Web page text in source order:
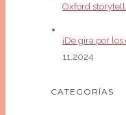
Oxford
¡De gira por
11,2024
CATEGORÍAS